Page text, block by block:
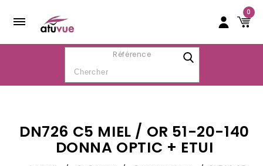
0
Référence
DN726 C5 MIEL / OR 51-20-140
DONNA OPTIC + ETUI